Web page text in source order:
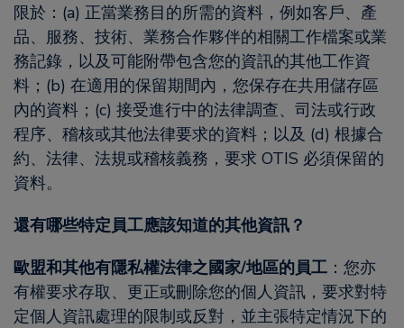
限於：(a) 正當業務目的所需的資料，例如客戶、產
品、服務、技術、業務合作夥伴的相關工作檔案或業
務記錄，以及可能附帶包含您的資訊的其他工作資
料；(b) 在適用的保留期間內，您保存在共用儲存區
內的資料；(c) 接受進行中的法律調查、司法或行政
程序、稽核或其他法律要求的資料；以及 (d) 根據合
約、法律、法規或稽核義務，要求 OTIS 必須保留的
資料。
還有哪些特定員工應該知道的其他資訊？
歐盟和其他有隱私權法律之國家/地區的員工 ：您亦
有權要求存取、更正或刪除您的個人資訊，要求對特
定個人資訊處理的限制或反對，並主張特定情況下的